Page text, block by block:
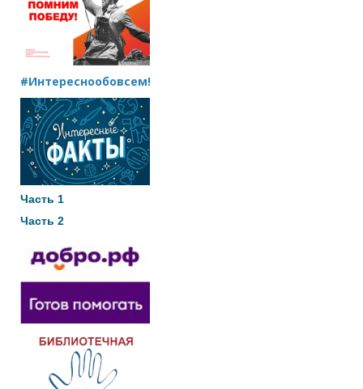
#Интереснообовсем!
Часть 1
Часть 2